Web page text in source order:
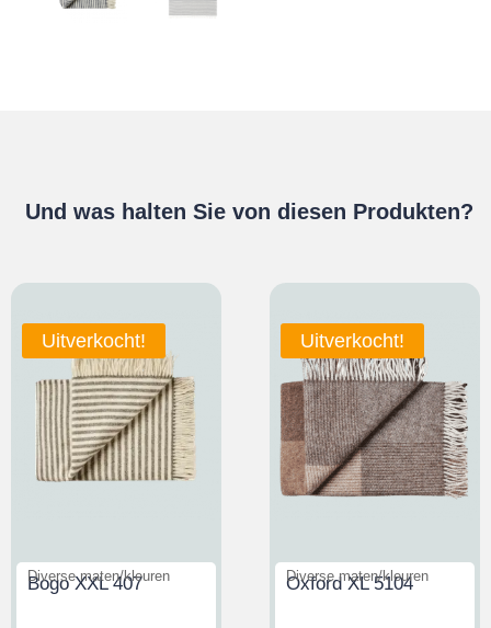
Und was halten Sie von diesen Produkten?
Uitverkocht!
Bogo XXL 407
Diverse maten/kleuren
Uitverkocht!
Oxford XL 5104
Diverse maten/kleuren